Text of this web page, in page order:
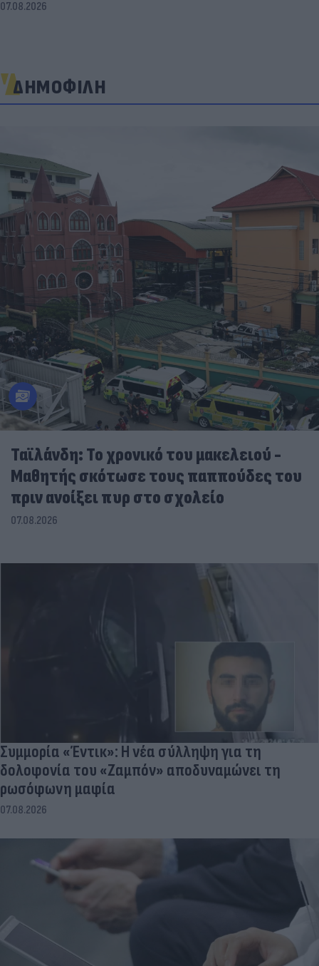
07.08.2026
ΔΗΜΟΦΙΛΗ
Ταϊλάνδη: Το χρονικό του μακελειού -
Μαθητής σκότωσε τους παππούδες του
πριν ανοίξει πυρ στο σχολείο
07.08.2026
Συμμορία «Έντικ»: Η νέα σύλληψη για τη
δολοφονία του «Ζαμπόν» αποδυναμώνει τη
ρωσόφωνη μαφία
07.08.2026